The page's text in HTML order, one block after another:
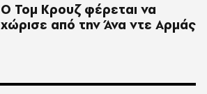
Ο Τομ Κρουζ φέρεται να
χώρισε από την Άνα ντε Αρμάς